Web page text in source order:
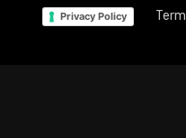
Privacy Policy